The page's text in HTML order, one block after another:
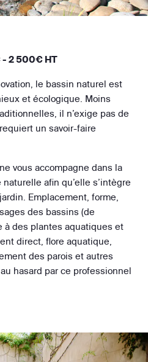
- 2 500€ HT
le bassin naturel est
et écologique. Moins
il n’exige pas de
un savoir-faire
vous accompagne dans la
afin qu’elle s’intègre
Emplacement, forme,
des bassins (de
à des plantes aquatiques et
direct, flore aquatique,
des parois et autres
hasard par ce professionnel